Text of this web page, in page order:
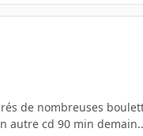
de nombreuses
autre cd 90 min